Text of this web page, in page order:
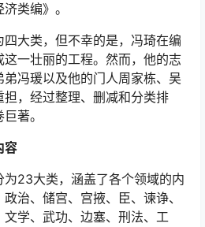
类编》。
四大类，但不幸的是，冯琦在编
一壮丽的工程。然而，他的志
冯瑗以及他的门人周家栋、吴
，经过整理、删减和分类排
著。
容
为23大类，涵盖了各个领域的内
治、储宫、宫掖、臣、谏诤、
学、武功、边塞、刑法、工